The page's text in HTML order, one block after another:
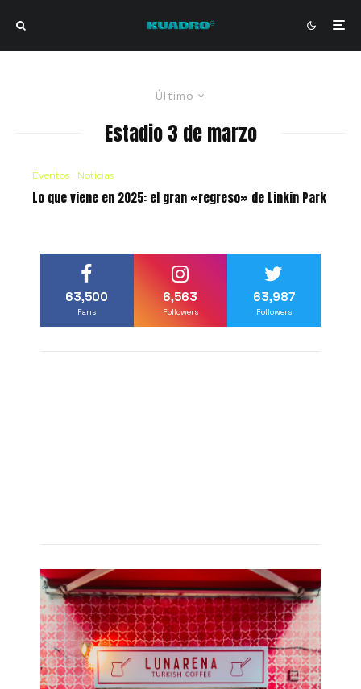
Último
Estadio 3 de marzo
Eventos Noticias
Lo que viene en 2025: el gran «regreso» de Linkin Park
63,500
Fans
6,563
Followers
63,987
Followers